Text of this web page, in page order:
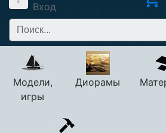
Вход
Модели,
игры
Диорамы